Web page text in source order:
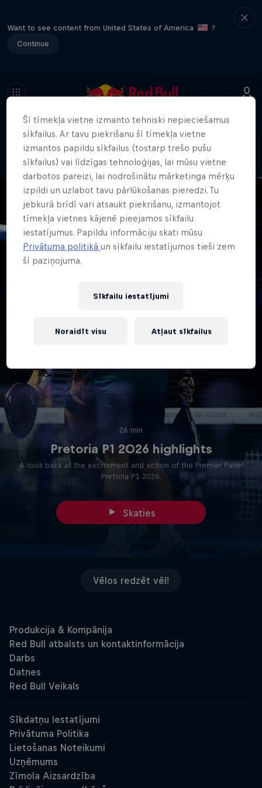
Want to see content from United States of America
?
Continue
404
Nu, šis ir neērti. Kur gan pazuda lapa?!
26 min
Pretoria P1 2026 highlights
A look back at the excitement and action of the Premier Padel
Pretoria P1 2026.
Skaties
Vēlos redzēt vēl!
Šī tīmekļa vietne izmanto tehniski nepieciešamus
sīkfailus. Ar tavu piekrišanu šī tīmekļa vietne
izmantos papildu sīkfailus (tostarp trešo pušu
sīkfailus) vai līdzīgas tehnoloģijas, lai mūsu vietne
darbotos pareizi, lai nodrošinātu mārketinga mērķu
izpildi un uzlabot tavu pārlūkošanas pieredzi. Tu
jebkurā brīdī vari atsaukt piekrišanu, izmantojot
tīmekļa vietnes kājenē pieejamos sīkfailu
iestatījumus. Papildu informāciju skati mūsu
Privātuma politikāun sīkfailu iestatījumos tieši zem
šī paziņojuma.
Sīkfailu iestatījumi
Noraidīt visu Atļaut sīkfailus